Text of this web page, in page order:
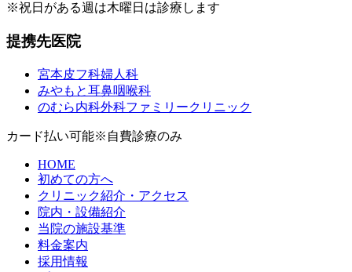
※祝日がある週は木曜日は診療します
提携先医院
宮本皮フ科婦人科
みやもと耳鼻咽喉科
のむら内科外科ファミリークリニック
カード払い可能※自費診療のみ
HOME
初めての方へ
クリニック紹介・アクセス
院内・設備紹介
当院の施設基準
料金案内
採用情報